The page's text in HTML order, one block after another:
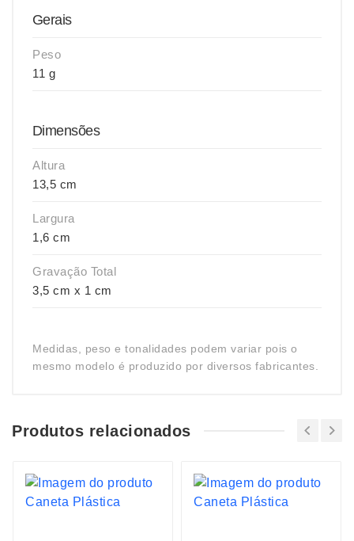
Gerais
Peso
11 g
Dimensões
Altura
13,5 cm
Largura
1,6 cm
Gravação Total
3,5 cm x 1 cm
Medidas, peso e tonalidades podem variar pois o
mesmo modelo é produzido por diversos fabricantes.
Produtos relacionados